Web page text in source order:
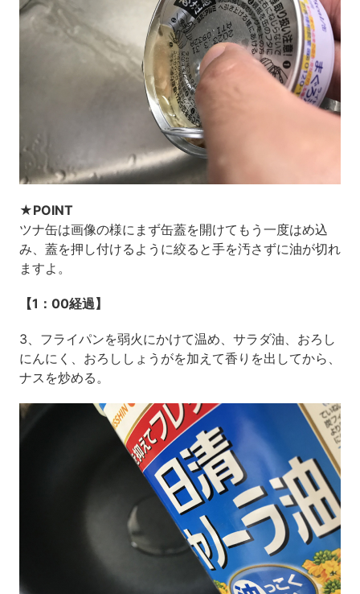
★POINT
ツナ缶は画像の様にまず缶蓋を開けてもう一度はめ込
み、蓋を押し付けるように絞ると手を汚さずに油が切れ
ますよ。
【1：00経過】
3、フライパンを弱火にかけて温め、サラダ油、おろし
にんにく、おろししょうがを加えて香りを出してから、
ナスを炒める。